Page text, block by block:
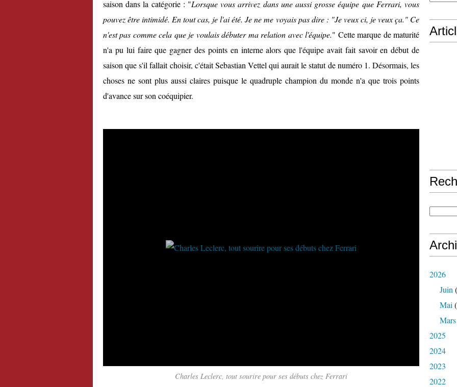
saison dans la catégorie : "Lorsque vous arrivez dans une aussi grosse équipe que Ferrari, vous
pouvez être intimidé. En tout cas, je l'ai été. Je ne me voyais pas dire : "Je veux ci, je veux ça." Ce
n'est pas comme cela que je voulais débuter ma relation avec l'équipe." Cette marque de maturité
n'a pu lui faire que gagner des points en interne alors que l'équipe avait fait savoir en début de
saison que s'il fallait choisir, c'était Sebastian Vettel qui aurait le statut de numéro 1. Désormais, les
choses ne sont plus aussi claires puisque le quadruple champion du monde n'a que trois points
d'avance sur son coéquipier.
Charles Leclerc, tout sourire pour ses débuts chez Ferrari
2026
Juin
Mai
Mars
2025
2024
2023
2022